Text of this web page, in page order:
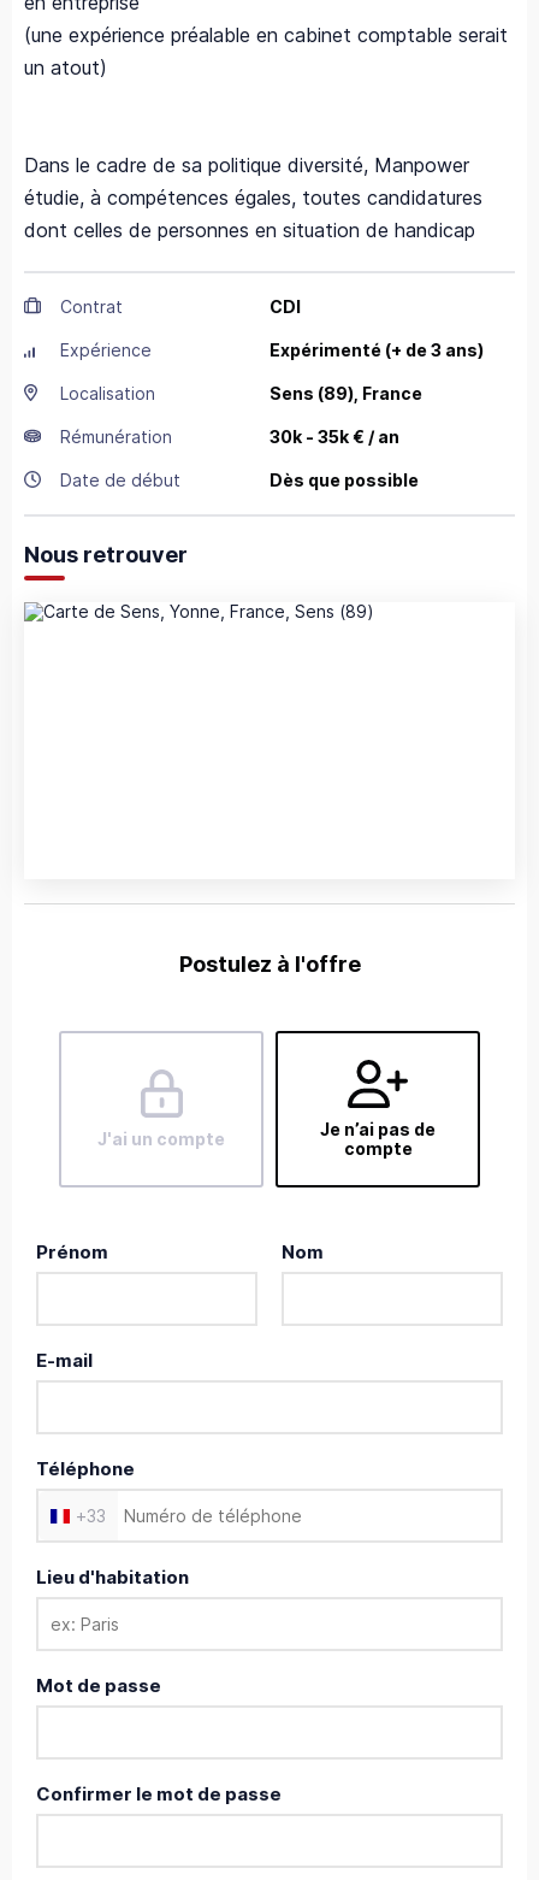
(une expérience préalable en cabinet comptable serait
un atout)
Dans le cadre de sa politique diversité, Manpower
étudie, à compétences égales, toutes candidatures
dont celles de personnes en situation de handicap
Contrat CDI
Expérience Expérimenté (+ de 3 ans)
Localisation Sens (89), France
Rémunération 30k - 35k € / an
Date de début Dès que possible
Nous retrouver
Postulez à l'offre
J'ai un compte
Je n’ai pas de
compte
Prénom Nom
E-mail
Téléphone
+33
Lieu d'habitation
Mot de passe
Confirmer le mot de passe